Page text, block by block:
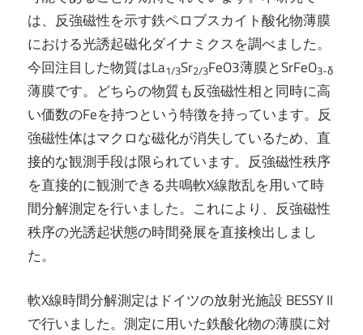
は、反強磁性を示す鉄ペロブスカイト酸化物薄膜
における光誘起磁化ダイナミクスを調べました。
今回注目した物質はLa1/3Sr2/3FeO3薄膜とSrFeO3-δ
薄膜です。どちらの物質も反強磁性相と同時に高
い価数のFeを持つという特徴を持っています。反
強磁性体はマクロな磁化が消失しているため、直
接的な観測手段は限られています。反強磁性秩序
を直接的に観測できる共鳴軟X線散乱を用いて時
間分解測定を行いました。これにより、反強磁性
秩序の光誘起状態の時間発展を直接検出しまし
た。
軟X線時間分解測定はドイツの放射光施設 BESSY II
で行いました。測定に用いた鉄酸化物の薄膜に対